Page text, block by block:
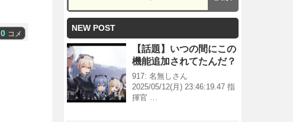
0 コメ
NEW POST
【話題】いつの間にこの
機能追加されてたんだ？
917: 名無しさん
2025/05/12(月) 23:46:19.47 指
揮官 …